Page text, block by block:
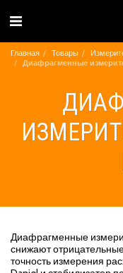
Главная Товары
Диафрагменные
Диафрагменные
снижают
точность измерения